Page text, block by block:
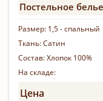
Постельное
Размер: 1,5 - спальный
Ткань:Сатин
Состав:Хлопок 100%
На складе:
Цена